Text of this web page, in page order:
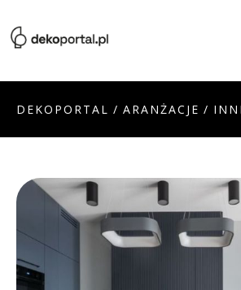
DEKOPORTAL / ARANŻACJE /